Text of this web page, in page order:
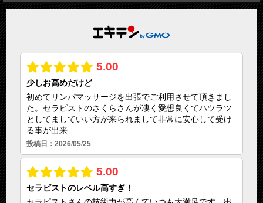
メッセージ
入力内容を確認しました
運営者名
宮田正晴
営業時間
20：00～04：00
予約・受付
18：00～04：00
定休日